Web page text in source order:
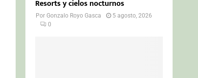
Resorts y cielos nocturnos
PorGonzalo Royo Gasca
5 agosto, 2026
0